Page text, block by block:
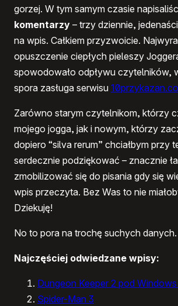
gorzej. W tym samym czasie
komentarzy – trzy dziennie,
na wpis. Całkiem przyzwoicie.
opuszczenie ciepłych pieleszy
spowodowało odpływu czytelników,
spora zasługa serwisu
Zarówno starym czytelnikom, którzy
mojego jogga, jak i nowym, którzy
dopiero “silva rerum” chciałbym przy
serdecznie podziękować – znacznie
zmobilizować się do pisania gdy się
wpis przeczyta. Bez Was to nie
Dziekuję!
No to pora na trochę suchych danych.
Najczęściej odwiedzane wpisy:
Dungeon Keeper 2 pod
Spider-Man 3